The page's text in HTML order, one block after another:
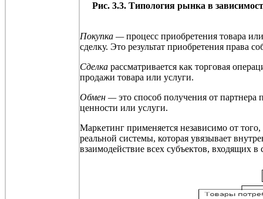
Рис. 3.3. Типология рынка в
Покупка —процесс приобретения товара
сделку. Это результат приобретения права
Сделка рассматривается как торговая
продажи товара или услуги.
Обмен —это способ получения от
ценности или услуги.
Маркетинг применяется независимо от
реальной системы, которая увязывает
взаимодействие всех субъектов, входящих